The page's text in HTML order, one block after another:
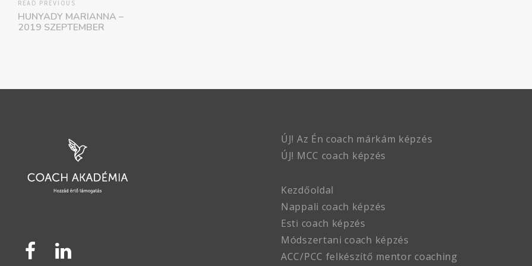
READ PREVIOUS
HUNYADY MARIANNA –
2019 SZEPTEMBER
ÚJ! Az Én coach márkám képzés
ÚJ! MCC coach képzés
Kezdőoldal
Nappali coach képzés
Esti coach képzés
Módszertani coach képzés
ACC/PCC felkészítő mentor coaching